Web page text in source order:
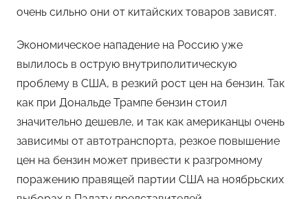
очень сильно они от китайских товаров зависят.
Экономическое нападение на Россию уже
вылилось в острую внутриполитическую
проблему в США, в резкий рост цен на бензин. Так
как при Дональде Трампе бензин стоил
значительно дешевле, и так как американцы очень
зависимы от автотранспорта, резкое повышение
цен на бензин может привести к разгромному
поражению правящей партии США на ноябрьских